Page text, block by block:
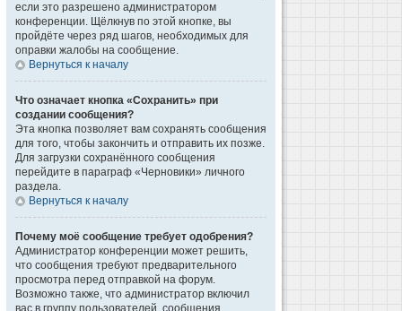
если это разрешено администратором
конференции. Щёлкнув по этой кнопке, вы
пройдёте через ряд шагов, необходимых для
оправки жалобы на сообщение.
Вернуться к началу
Что означает кнопка «Сохранить» при
создании сообщения?
Эта кнопка позволяет вам сохранять сообщения
для того, чтобы закончить и отправить их позже.
Для загрузки сохранённого сообщения
перейдите в параграф «Черновики» личного
раздела.
Вернуться к началу
Почему моё сообщение требует одобрения?
Администратор конференции может решить,
что сообщения требуют предварительного
просмотра перед отправкой на форум.
Возможно также, что администратор включил
вас в группу пользователей, сообщения